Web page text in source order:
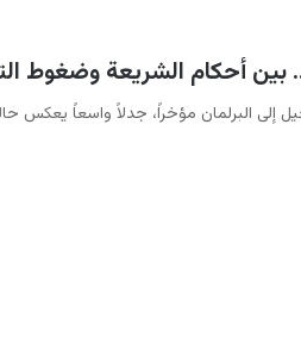
بين أحكام الشريعة وضغوط
إلى البرلمان مؤخراً، جدلاً واسعاً يعكس